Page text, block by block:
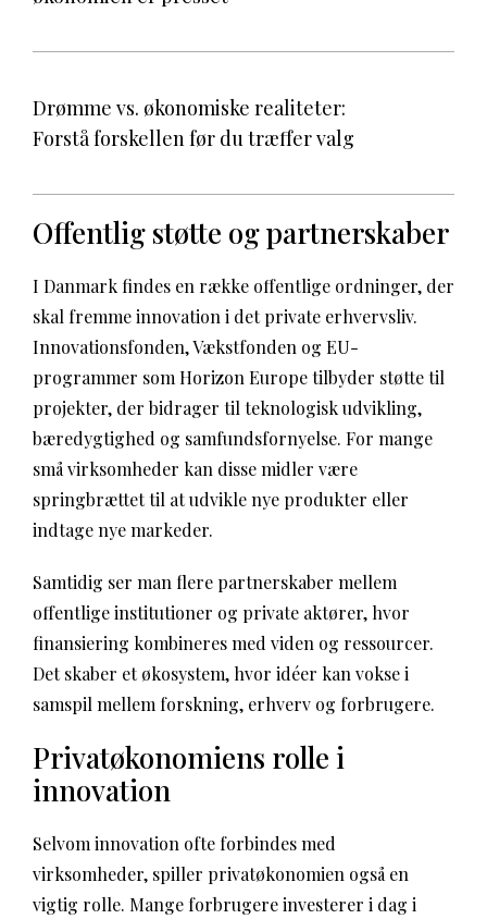
Drømme vs. økonomiske realiteter:
Forstå forskellen før du træffer valg
Offentlig støtte og partnerskaber
I Danmark findes en række offentlige ordninger, der
skal fremme innovation i det private erhvervsliv.
Innovationsfonden, Vækstfonden og EU-
programmer som Horizon Europe tilbyder støtte til
projekter, der bidrager til teknologisk udvikling,
bæredygtighed og samfundsfornyelse. For mange
små virksomheder kan disse midler være
springbrættet til at udvikle nye produkter eller
indtage nye markeder.
Samtidig ser man flere partnerskaber mellem
offentlige institutioner og private aktører, hvor
finansiering kombineres med viden og ressourcer.
Det skaber et økosystem, hvor idéer kan vokse i
samspil mellem forskning, erhverv og forbrugere.
Privatøkonomiens rolle i
innovation
Selvom innovation ofte forbindes med
virksomheder, spiller privatøkonomien også en
vigtig rolle. Mange forbrugere investerer i dag i